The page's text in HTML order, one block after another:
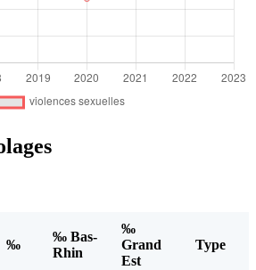
‰
‰ Bas-
Rhin
‰
Grand
Est
Type